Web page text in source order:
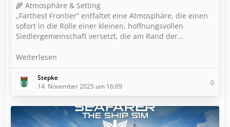
🌾 Atmosphäre & Setting
„Farthest Frontier“ entfaltet eine Atmosphäre, die einen
sofort in die Rolle einer kleinen, hoffnungsvollen
Siedlergemeinschaft versetzt, die am Rand der…
Weiterlesen
Stepke
14. November 2025 um 16:09
0